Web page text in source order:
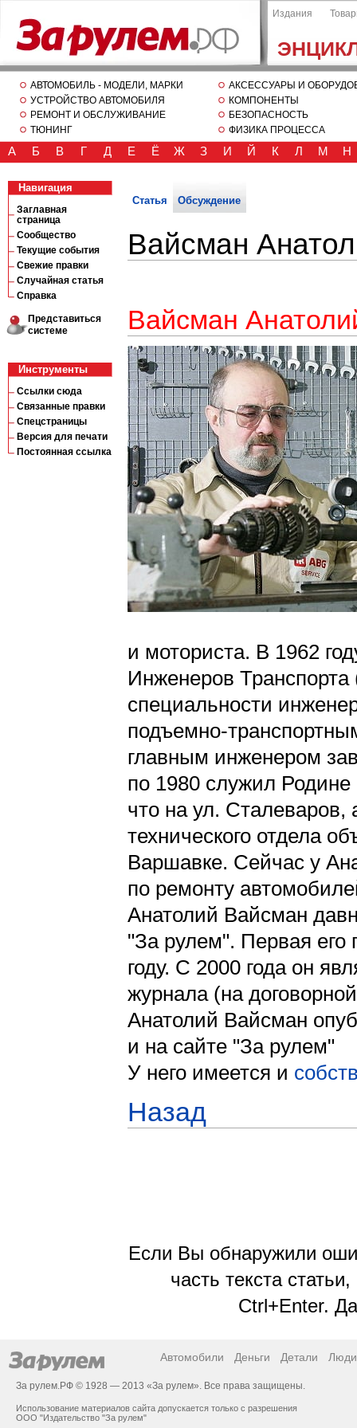
Издания
АВТОМОБИЛЬ - МОДЕЛИ, МАРКИ
УСТРОЙСТВО АВТОМОБИЛЯ
РЕМОНТ И ОБСЛУЖИВАНИЕ
ТЮНИНГ
АКСЕССУАРЫ И
КОМПОНЕНТЫ
БЕЗОПАСНОСТЬ
ФИЗИКА ПРОЦЕССА
А Б В Г Д Е Ё Ж З И Й К Л М Н
Навигация
Заглавная
страница
Сообщество
Текущие события
Свежие правки
Случайная статья
Справка
Представиться
системе
Инструменты
Ссылки сюда
Связанные правки
Спецстраницы
Версия для печати
Постоянная ссылка
Статья Обсуждение
Вайсман
Вайсман
и моториста. В 1962
Инженеров
специальности
подъемно-
главным инженером
по 1980 служил
что на ул. Сталеваров,
технического отдела
Варшавке. Сейчас у
по ремонту
Анатолий Вайсман
"За рулем". Первая его
году. С 2000 года он
журнала (на
Анатолий Вайсман
и на сайте "За рулем"
У него имеется и
Назад
Если Вы обнаружили
часть текста
Ctrl+Enter.
Автомобили Деньги Детали Люди
За рулем.РФ © 1928 — 2013 «За рулем». Все права защищены.
Использование материалов сайта допускается только с разрешения
ООО "Издательство "За рулем"